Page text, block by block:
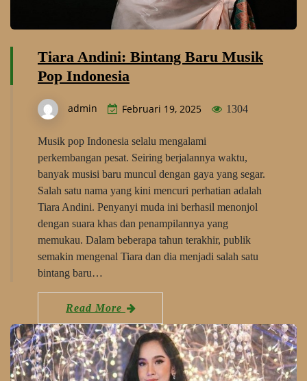
Tiara Andini: Bintang Baru Musik
Pop Indonesia
admin Februari 19, 2025 1304
Musik pop Indonesia selalu mengalami
perkembangan pesat. Seiring berjalannya waktu,
banyak musisi baru muncul dengan gaya yang segar.
Salah satu nama yang kini mencuri perhatian adalah
Tiara Andini. Penyanyi muda ini berhasil menonjol
dengan suara khas dan penampilannya yang
memukau. Dalam beberapa tahun terakhir, publik
semakin mengenal Tiara dan dia menjadi salah satu
bintang baru…
Read More